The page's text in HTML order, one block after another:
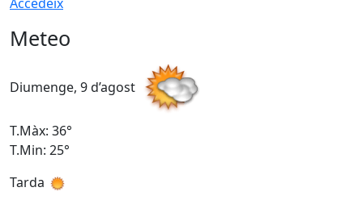
Meteo
Diumenge, 9 d’agost
T.Màx: 36°
T.Min: 25°
Tarda